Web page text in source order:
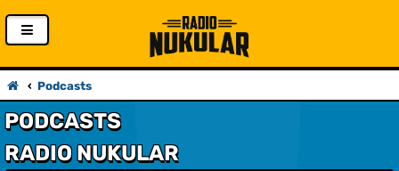
Podcasts
PODCASTS
RADIO NUKULAR